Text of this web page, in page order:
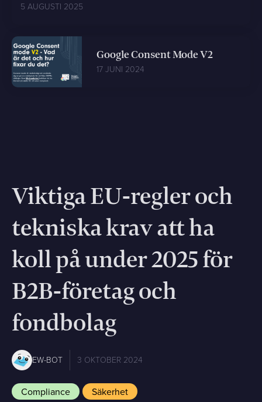
5 AUGUSTI 2025
Google Consent Mode V2
17 JUNI 2024
Viktiga EU-regler och
tekniska krav att ha
koll på under 2025 för
B2B-företag och
fondbolag
EW-BOT 3 OKTOBER 2024
Compliance Säkerhet